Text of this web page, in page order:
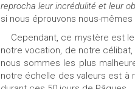
reprocha leur incrédulité et leur
si nous éprouvons nous-
Cependant, ce mystère est
notre vocation, de notre
nous sommes les plus
notre échelle des valeurs est à